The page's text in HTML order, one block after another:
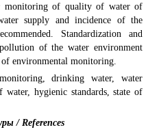
monitoring of quality of water of
supply and incidence of the
Standardization and
of the water environment
environmental monitoring.
drinking water, water
hygienic standards, state of
/ References